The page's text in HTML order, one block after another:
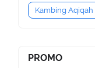
Kambing Aqiqah
PROMO